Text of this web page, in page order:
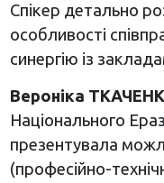
Спікер детально
особливості
синергію із
Вероніка
Національного
презентувала
(професійно-